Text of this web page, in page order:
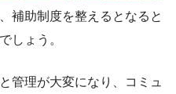
補助制度を整えるとなると
しょう。
管理が大変になり、コミュ